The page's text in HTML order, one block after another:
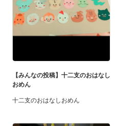
【みんなの投稿】十二支のおはなし
おめん
十二支のおはなしおめん